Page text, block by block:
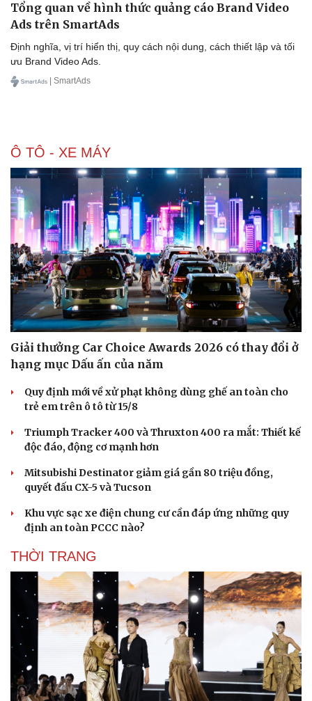
Thông tin doanh nghiệp
Doanh nghiệp 24h
Vì cộng đồng
Sành điệu
Tổng quan về hình thức quảng cáo Brand Video
Ads trên SmartAds
Định nghĩa, vị trí hiển thị, quy cách nội dung, cách thiết lập và tối
ưu Brand Video Ads.
| SmartAds
Ô TÔ - XE MÁY
Giải thưởng Car Choice Awards 2026 có thay đổi ở
hạng mục Dấu ấn của năm
Quy định mới về xử phạt không dùng ghế an toàn cho
trẻ em trên ô tô từ 15/8
Triumph Tracker 400 và Thruxton 400 ra mắt: Thiết kế
độc đáo, động cơ mạnh hơn
Mitsubishi Destinator giảm giá gần 80 triệu đồng,
quyết đấu CX-5 và Tucson
Khu vực sạc xe điện chung cư cần đáp ứng những quy
định an toàn PCCC nào?
THỜI TRANG